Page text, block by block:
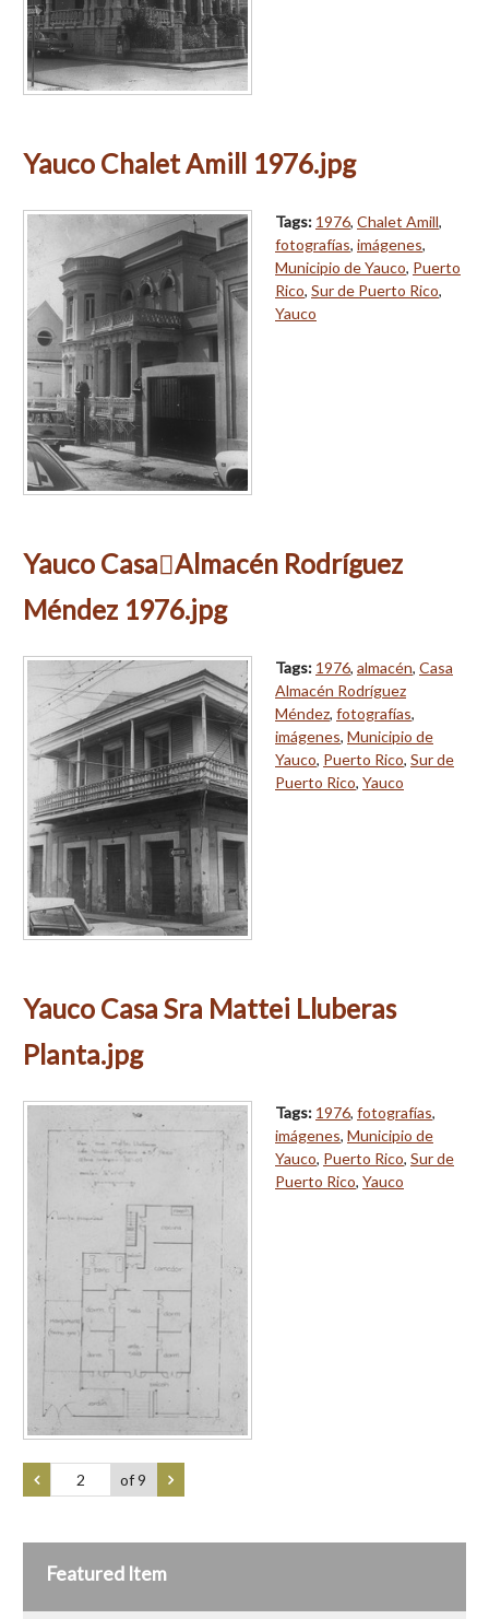
Yauco Chalet Amill 1976.jpg
Tags: 1976, Chalet Amill,
fotografías, imágenes,
Municipio de Yauco, Puerto
Rico, Sur de Puerto Rico,
Yauco
Yauco CasaAlmacén Rodríguez
Méndez 1976.jpg
Tags: 1976, almacén, Casa
Almacén Rodríguez
Méndez, fotografías,
imágenes, Municipio de
Yauco, Puerto Rico, Sur de
Puerto Rico, Yauco
Yauco Casa Sra Mattei Lluberas
Planta.jpg
Tags: 1976, fotografías,
imágenes, Municipio de
Yauco, Puerto Rico, Sur de
Puerto Rico, Yauco
of 9
Featured Item